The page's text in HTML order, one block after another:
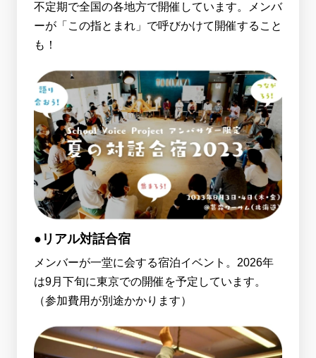
不定期で全国の各地方で開催しています。メンバ
ーが「この指とまれ」で呼びかけて開催すること
も！
●リアル対話合宿
メンバーが一堂に会する宿泊イベント。2026年
は9月下旬に東京での開催を予定しています。
（参加費用が別途かかります）